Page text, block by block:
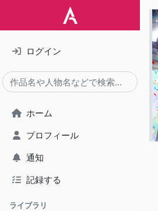
ログイン
ホーム
プロフィール
通知
記録する
ライブラリ